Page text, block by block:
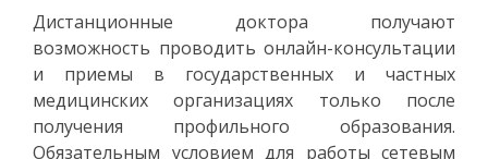
Дистанционные доктора получают
возможность проводить онлайн-консультации
и приемы в государственных и частных
медицинских организациях только после
получения профильного образования.
Обязательным условием для работы сетевым